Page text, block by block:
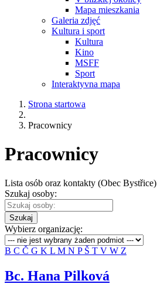
Mapa mieszkania
Galeria zdjęć
Kultura i sport
Kultura
Kino
MSFF
Sport
Interaktyvna mapa
Strona startowa
Pracownicy
Pracownicy
Lista osób oraz kontakty (Obec Bystřice)
Szukaj osoby:
Szukaj
Wybierz organizację:
B C Č G K L M N P Š T V W Z
Bc. Hana Pilková